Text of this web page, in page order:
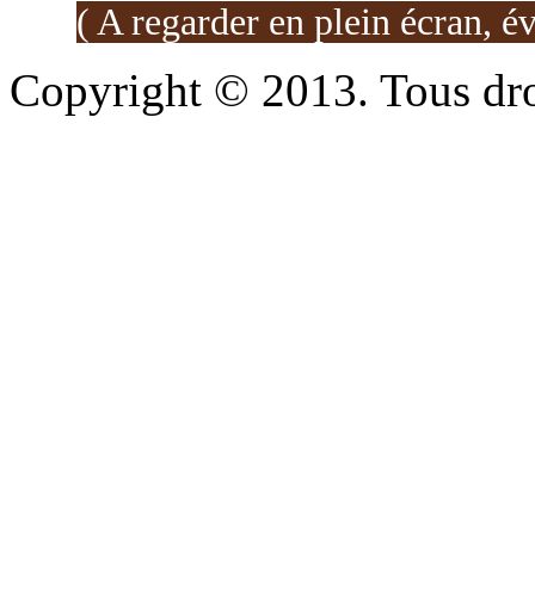
( A regarder en plein écran,
Copyright © 2013. Tous